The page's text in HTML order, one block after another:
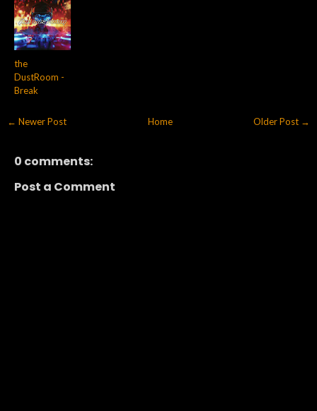
the
DustRoom -
Break
← Newer Post Older Post →
Home
0 comments:
Post a Comment